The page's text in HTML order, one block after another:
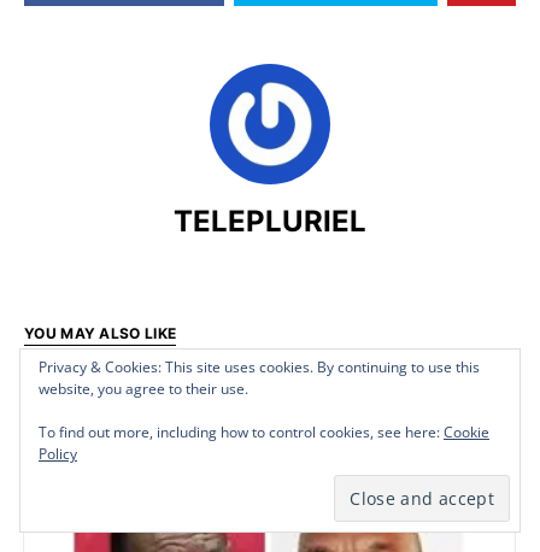
Privacy & Cookies: This site uses cookies. By continuing to use this
website, you agree to their use.
To find out more, including how to control cookies, see here:Cookie
Policy
TELEPLURIEL
YOU MAY ALSO LIKE
P Politique
Privacy & Cookies: This site uses cookies. By continuing to use this
website, you agree to their use.
To find out more, including how to control cookies, see here:Cookie
Policy
Privacy & Cookies: This site uses cookies. By continuing to use this
website, you agree to their use.
To find out more, including how to control cookies, see here:Cookie
Policy